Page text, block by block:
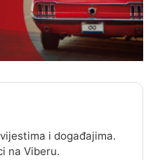
i događajima.
na Viberu.